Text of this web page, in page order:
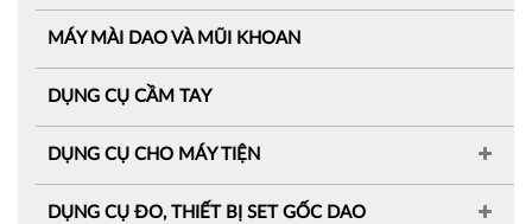
MÁY MÀI DAO VÀ MŨI KHOAN
DỤNG CỤ CẦM TAY
DỤNG CỤ CHO MÁY TIỆN
DỤNG CỤ ĐO, THIẾT BỊ SET GỐC DAO